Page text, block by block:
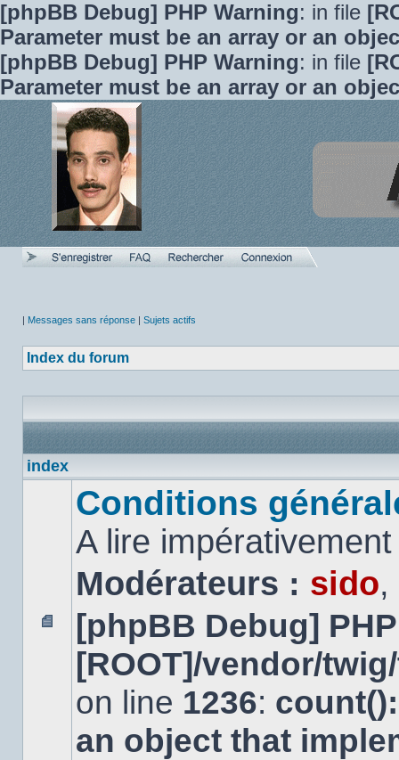
[phpBB Debug] PHP Warning: in file
Parameter must be an array or an
[phpBB Debug] PHP Warning: in file
Parameter must be an array or an
| Messages sans réponse | Sujets actifs
Index du forum
index
Aucun
message
non
Conditions
A lire
Modérateurs : sido,
[phpBB Debug]
[ROOT]/vendor/
on line 1236:
an object that